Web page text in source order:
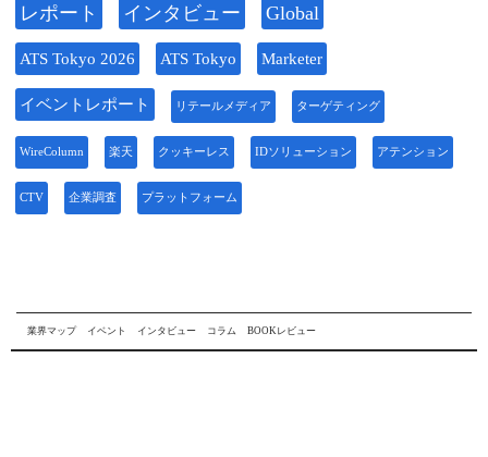
レポート インタビュー Global
ATS Tokyo 2026 ATS Tokyo Marketer
イベントレポート リテールメディア ターゲティング
WireColumn 楽天 クッキーレス IDソリューション アテンション
CTV 企業調査 プラットフォーム
業界マップ イベント インタビュー コラム BOOKレビュー